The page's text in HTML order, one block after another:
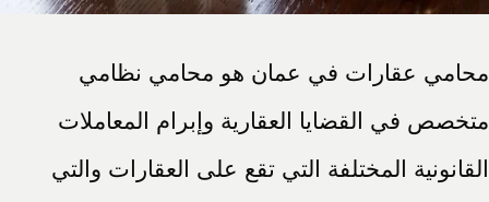
محامي عقارات في عمان هو محامي نظامي
متخصص في القضايا العقارية وإبرام المعاملات
القانونية المختلفة التي تقع على العقارات والتي